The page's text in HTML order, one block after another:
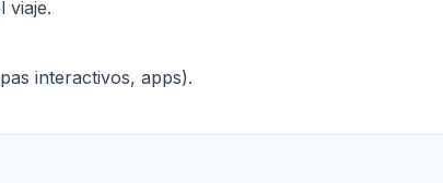
viaje.
interactivos, apps).